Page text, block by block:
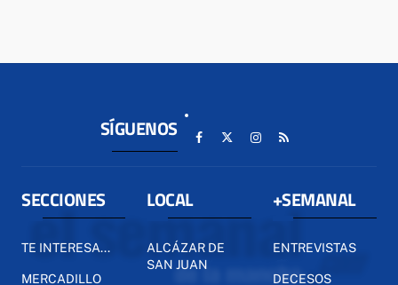
SÍGUENOS
SECCIONES
TE INTERESA...
MERCADILLO
LOCAL
ALCÁZAR DE
SAN JUAN
+SEMANAL
ENTREVISTAS
DECESOS